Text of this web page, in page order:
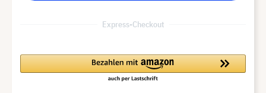
Express-Checkout